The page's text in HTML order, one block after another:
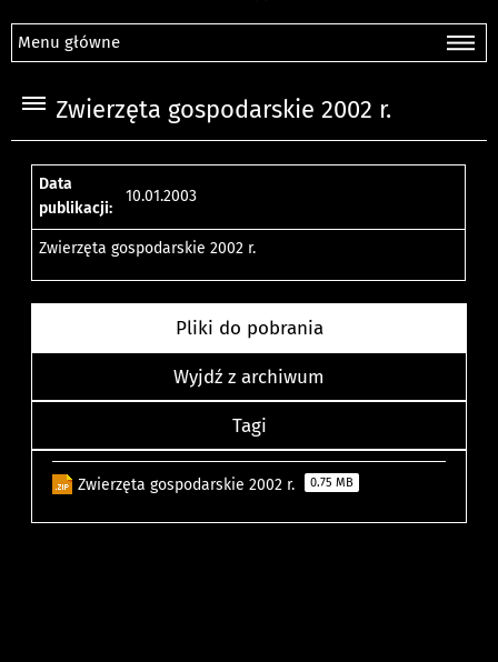
Menu główne
Zwierzęta gospodarskie 2002 r.
Data
publikacji:
10.01.2003
Zwierzęta gospodarskie 2002 r.
Pliki do pobrania
Wyjdź z archiwum
Tagi
Zwierzęta gospodarskie 2002 r. 0.75 MB